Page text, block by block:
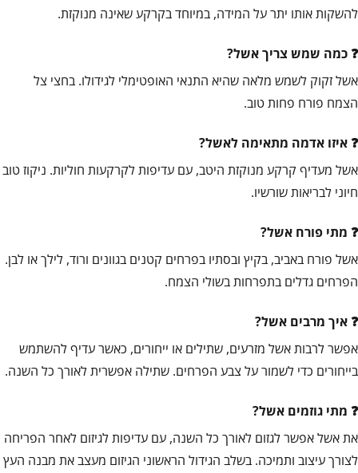
להשקות אותו יתר על המידה, במיוחד בקרקע שאינה מנוקזת.
כמה שמש צריך אשל?
אשל זקוק לשמש מלאה שהיא התנאי האופטימלי לגידולו. בחצי צל
הצמח פורח פחות טוב.
איזו אדמה מתאימה לאשל?
אשל מעדיף קרקע מנוקזת היטב, עם עדיפות לקרקעות חוליות. ניקוז טוב
חיוני לבריאות שורשיו.
מתי פורח אשל?
אשל פורח באביב, בקיץ ובסתיו בפרחים קטנים בגוונים ורוד, לילך או לבן.
הפרחים גדלים בתפרחות בשולי הצמח.
איך מרבים אשל?
אפשר לרבות אשל מזרעים, שתילים או ייחורים, כאשר עדיף להשתמש
בייחורים כדי לשמור על צבע הפרחים. שתילה אפשרית לאורך כל השנה.
מתי גוזמים אשל?
את אשל אפשר לגזום לאורך כל השנה, עם עדיפות לגיזום לאחר הפריחה
לצורך עיצוב ותמיכה. בשלב הגידול הראשוני הגיזום מעצב את מבנה העץ